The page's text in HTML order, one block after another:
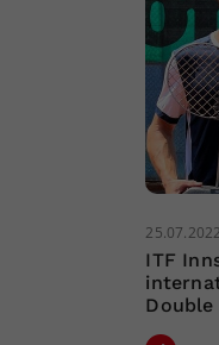
25.07.2022
ITF
Double